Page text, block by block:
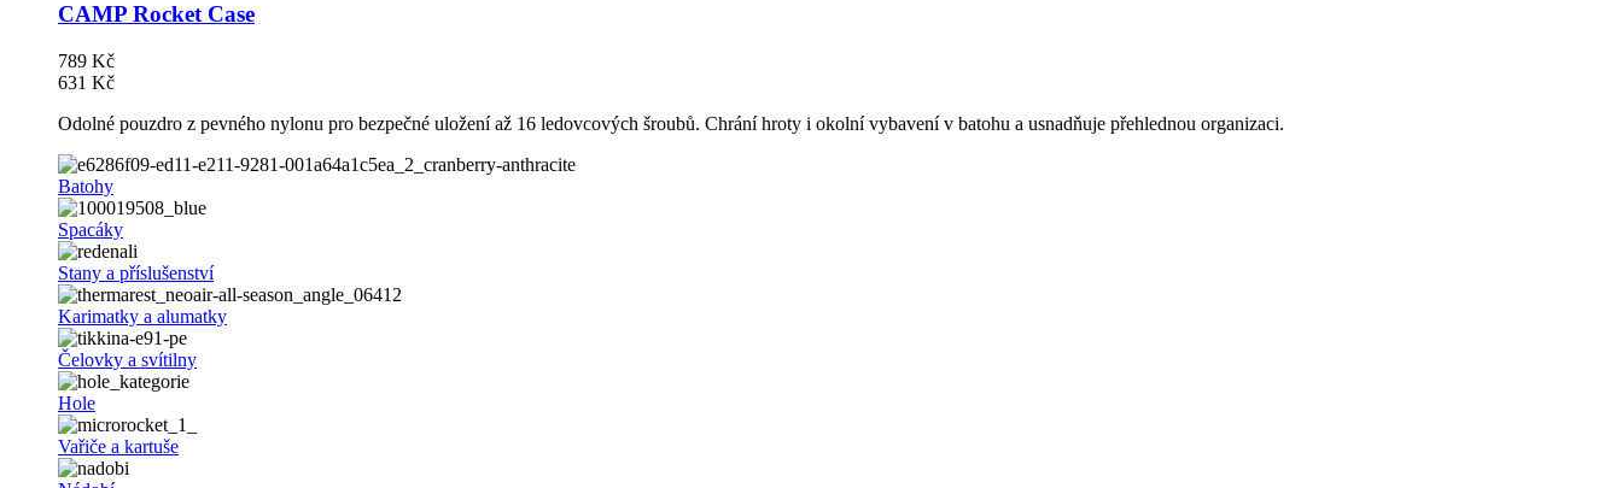
CAMP Rocket Case
789 Kč
631 Kč
Odolné pouzdro z pevného nylonu pro bezpečné uložení až 16 ledovcových šroubů. Chrání hroty i okolní vybavení v batohu a usnadňuje přehlednou organizaci.
Batohy
Spacáky
Stany a příslušenství
Karimatky a alumatky
Čelovky a svítilny
Hole
Vařiče a kartuše